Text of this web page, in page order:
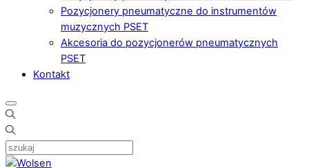
Pozycjonery pneumatyczne do instrumentów
muzycznych PSET
Akcesoria do pozycjonerów pneumatycznych
PSET
Kontakt